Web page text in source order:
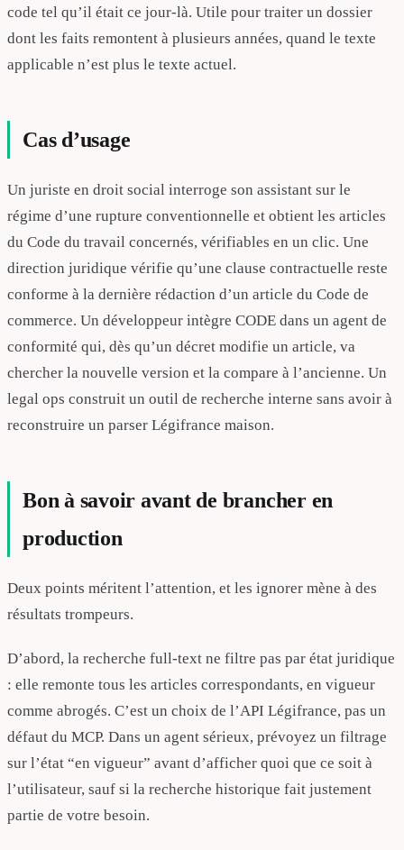
code tel qu’il était ce jour-là. Utile pour traiter un dossier
dont les faits remontent à plusieurs années, quand le texte
applicable n’est plus le texte actuel.
Cas d’usage
Un juriste en droit social interroge son assistant sur le
régime d’une rupture conventionnelle et obtient les articles
du Code du travail concernés, vérifiables en un clic. Une
direction juridique vérifie qu’une clause contractuelle reste
conforme à la dernière rédaction d’un article du Code de
commerce. Un développeur intègre CODE dans un agent de
conformité qui, dès qu’un décret modifie un article, va
chercher la nouvelle version et la compare à l’ancienne. Un
legal ops construit un outil de recherche interne sans avoir à
reconstruire un parser Légifrance maison.
Bon à savoir avant de brancher en
production
Deux points méritent l’attention, et les ignorer mène à des
résultats trompeurs.
D’abord, la recherche full-text ne filtre pas par état juridique
: elle remonte tous les articles correspondants, en vigueur
comme abrogés. C’est un choix de l’API Légifrance, pas un
défaut du MCP. Dans un agent sérieux, prévoyez un filtrage
sur l’état “en vigueur” avant d’afficher quoi que ce soit à
l’utilisateur, sauf si la recherche historique fait justement
partie de votre besoin.